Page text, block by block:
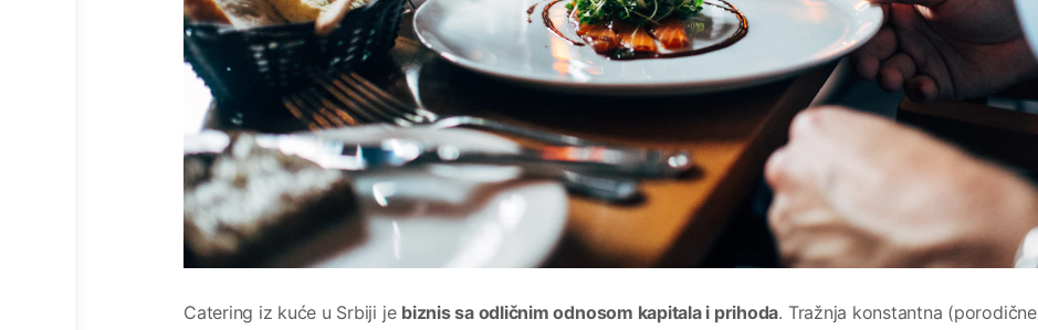
Catering iz kuće u Srbiji je biznis sa odličnim odnosom kapitala i prihoda. Tražnja konstantna (porodične